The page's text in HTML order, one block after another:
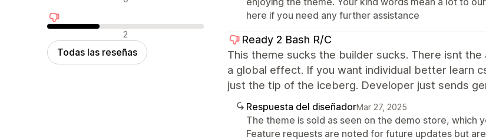
Reseñas negativas
2
Todas las reseñas
here if you need any further assistance
Ready 2 Bash R/C
This theme sucks the builder sucks. There isnt
a global effect. If you want individual better learn
just the tip of the iceberg. Developer just sends
Respuesta del diseñadorMar 27, 2025
The theme is sold as seen on the demo store, which
Feature requests are noted for future updates but